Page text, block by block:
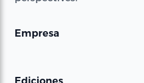
Empresa